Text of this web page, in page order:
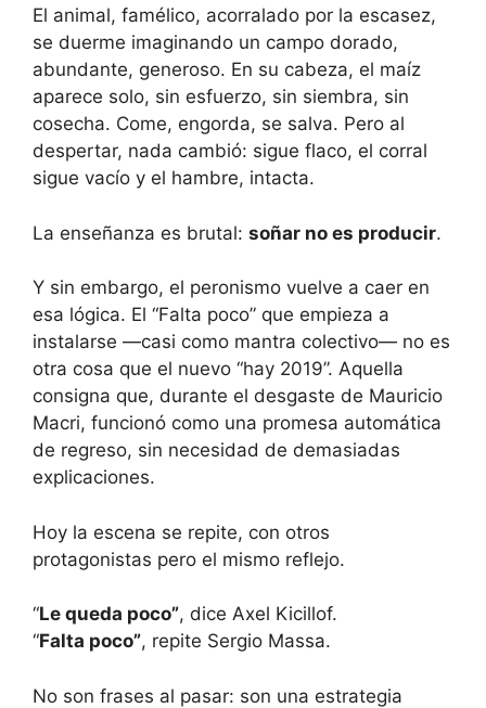
El animal, famélico, acorralado por la escasez,
se duerme imaginando un campo dorado,
abundante, generoso. En su cabeza, el maíz
aparece solo, sin esfuerzo, sin siembra, sin
cosecha. Come, engorda, se salva. Pero al
despertar, nada cambió: sigue flaco, el corral
sigue vacío y el hambre, intacta.
La enseñanza es brutal: soñar no es producir.
Y sin embargo, el peronismo vuelve a caer en
esa lógica. El “Falta poco” que empieza a
instalarse —casi como mantra colectivo— no es
otra cosa que el nuevo “hay 2019”. Aquella
consigna que, durante el desgaste de Mauricio
Macri, funcionó como una promesa automática
de regreso, sin necesidad de demasiadas
explicaciones.
Hoy la escena se repite, con otros
protagonistas pero el mismo reflejo.
“Le queda poco”, dice Axel Kicillof.
“Falta poco”, repite Sergio Massa.
No son frases al pasar: son una estrategia